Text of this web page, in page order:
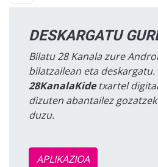
DESKARGATU
Bilatu 28 Kanala zure
bilatzailean eta
28KanalaKidetxartel
dizuten abantailez
duzu.
APLIKAZIOA